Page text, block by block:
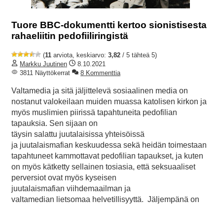
Tuore BBC-dokumentti kertoo sionistisesta
rahaeliitin pedofiiliringistä
(11 arviota, keskiarvo: 3,82 / 5 tähteä 5)
Markku Juutinen
8.10.2021
3811 Näyttökerrat
8 Kommenttia
Valtamedia ja sitä jäljittelevä sosiaalinen media on
nostanut valokeilaan muiden muassa katolisen kirkon ja
myös muslimien piirissä tapahtuneita pedofilian
tapauksia. Sen sijaan on
täysin salattu juutalaisissa yhteisöissä
ja juutalaismafian keskuudessa sekä heidän toimestaan
tapahtuneet kammottavat pedofilian tapaukset, ja kuten
on myös kätketty sellainen tosiasia, että seksuaaliset
perversiot ovat myös kyseisen
juutalaismafian viihdemaailman ja
valtamedian lietsomaa helvetillisyyttä. Jäljempänä on